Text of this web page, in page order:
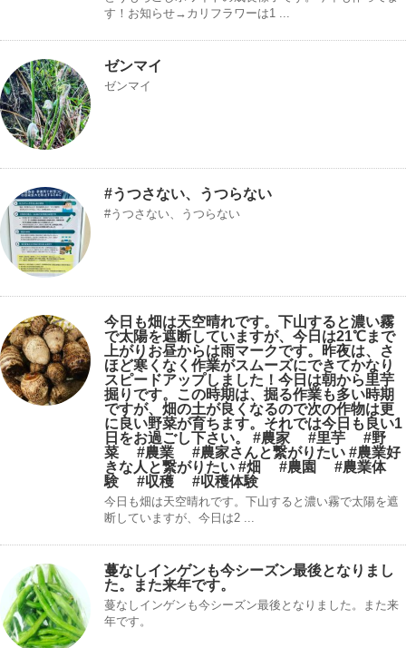
す！お知らせ→カリフラワーは1 ...
ゼンマイ
ゼンマイ
#うつさない、うつらない
#うつさない、うつらない
今日も畑は天空晴れです。下山すると濃い霧
で太陽を遮断していますが、今日は21℃まで
上がりお昼からは雨マークです。昨夜は、さ
ほど寒くなく作業がスムーズにできてかなり
スピードアップしました！今日は朝から里芋
掘りです。この時期は、掘る作業も多い時期
ですが、畑の土が良くなるので次の作物は更
に良い野菜が育ちます。それでは今日も良い1
日をお過ごし下さい。 #農家 #里芋 #野
菜 #農業 #農家さんと繋がりたい #農業好
きな人と繋がりたい #畑 #農園 #農業体
験 #収穫 #収穫体験
今日も畑は天空晴れです。下山すると濃い霧で太陽を遮
断していますが、今日は2 ...
蔓なしインゲンも今シーズン最後となりまし
た。また来年です。
蔓なしインゲンも今シーズン最後となりました。また来
年です。